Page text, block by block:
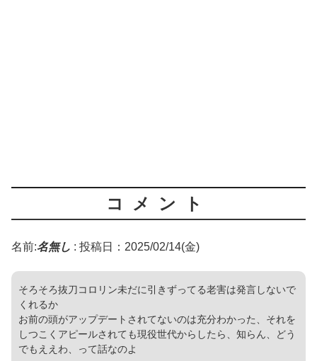
コメント
名前:名無し : 投稿日：2025/02/14(金)
そろそろ抜刀コロリン未だに引きずってる老害は発言しないで
くれるか
お前の頭がアップデートされてないのは充分わかった、それを
しつこくアピールされても現役世代からしたら、知らん、どう
でもええわ、って話なのよ